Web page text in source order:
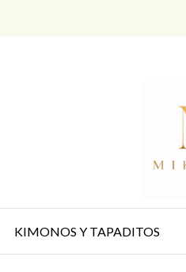
KIMONOS Y TAPADITOS